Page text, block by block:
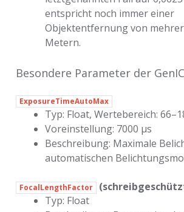
entspricht noch immer einer
Objektentfernung von
Metern.
Besondere Parameter der
ExposureTimeAutoMax
Typ: Float, Wertebereich:
Voreinstellung: 7000 µs
Beschreibung: Maximale
automatischen
FocalLengthFactor
Typ: Float